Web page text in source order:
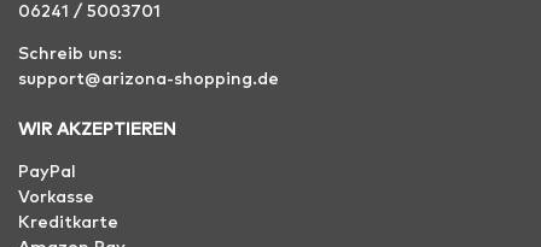
06241 / 5003701
Schreib uns:
support@arizona-shopping.de
WIR AKZEPTIEREN
PayPal
Vorkasse
Kreditkarte